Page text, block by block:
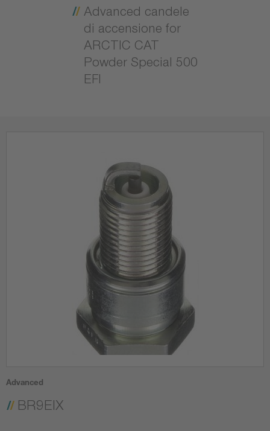
Advanced candele
di accensione for
ARCTIC CAT
Powder Special 500
EFI
Advanced
BR9EIX